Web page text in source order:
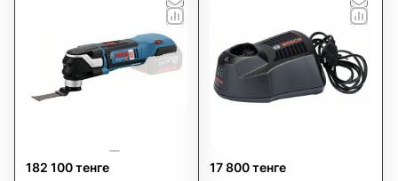
182 100 тенге
17 800 тенге